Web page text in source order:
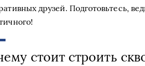
друзей. Подготовьтесь,
стоит строить